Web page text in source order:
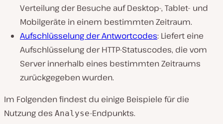
Verteilung der Besuche auf Desktop-, Tablet- und
Mobilgeräte in einem bestimmten Zeitraum.
Aufschlüsselung der Antwortcodes: Liefert eine
Aufschlüsselung der HTTP-Statuscodes, die vom
Server innerhalb eines bestimmten Zeitraums
zurückgegeben wurden.
Im Folgenden findest du einige Beispiele für die
Nutzung des Analyse-Endpunkts.